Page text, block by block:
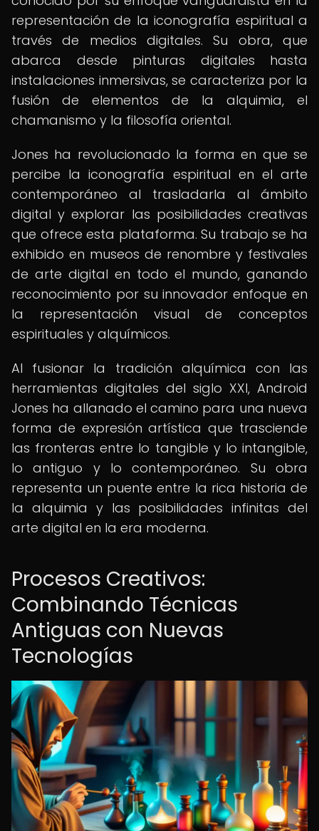
representación de la iconografía espiritual a
través de medios digitales. Su obra, que
abarca desde pinturas digitales hasta
instalaciones inmersivas, se caracteriza por la
fusión de elementos de la alquimia, el
chamanismo y la filosofía oriental.
Jones ha revolucionado la forma en que se
percibe la iconografía espiritual en el arte
contemporáneo al trasladarla al ámbito
digital y explorar las posibilidades creativas
que ofrece esta plataforma. Su trabajo se ha
exhibido en museos de renombre y festivales
de arte digital en todo el mundo, ganando
reconocimiento por su innovador enfoque en
la representación visual de conceptos
espirituales y alquímicos.
Al fusionar la tradición alquímica con las
herramientas digitales del siglo XXI, Android
Jones ha allanado el camino para una nueva
forma de expresión artística que trasciende
las fronteras entre lo tangible y lo intangible,
lo antiguo y lo contemporáneo. Su obra
representa un puente entre la rica historia de
la alquimia y las posibilidades infinitas del
arte digital en la era moderna.
Procesos Creativos:
Combinando Técnicas
Antiguas con Nuevas
Tecnologías